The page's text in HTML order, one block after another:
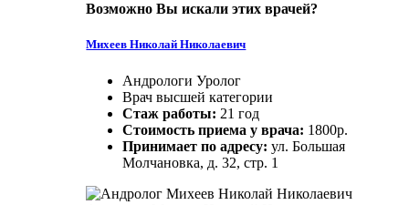
Возможно Вы искали этих врачей?
Михеев Николай Николаевич
Андрологи Уролог
Врач высшей категории
Стаж работы: 21 год
Стоимость приема у врача: 1800р.
Принимает по адресу:ул. Большая
Молчановка, д. 32, стр. 1